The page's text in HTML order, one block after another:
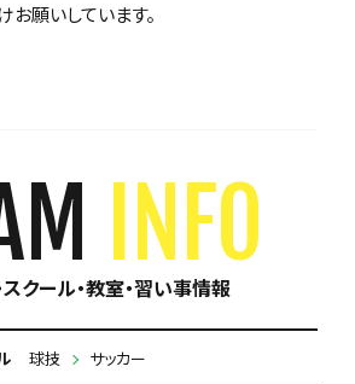
お願いしています。
INFO
スクール・教室・習い事情報
球技 サッカー